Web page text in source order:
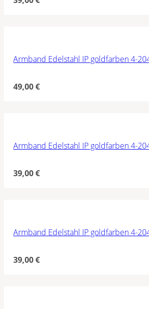
Armband Edelstahl IP goldfarben 4-
49,00€
Armband Edelstahl IP goldfarben 4-
39,00€
Armband Edelstahl IP goldfarben 4-
39,00€